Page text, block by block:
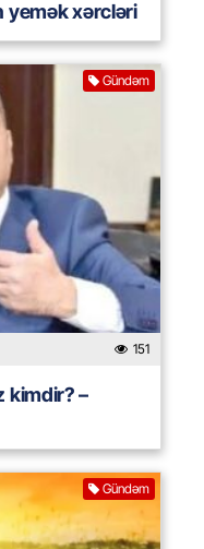
yemək xərcləri
Gündəm
151
kimdir? –
Gündəm